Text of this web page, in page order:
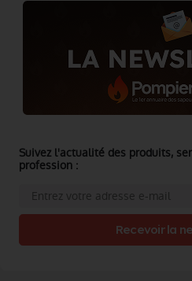
Suivez l'actualité des produits,
profession :
Recevoir la